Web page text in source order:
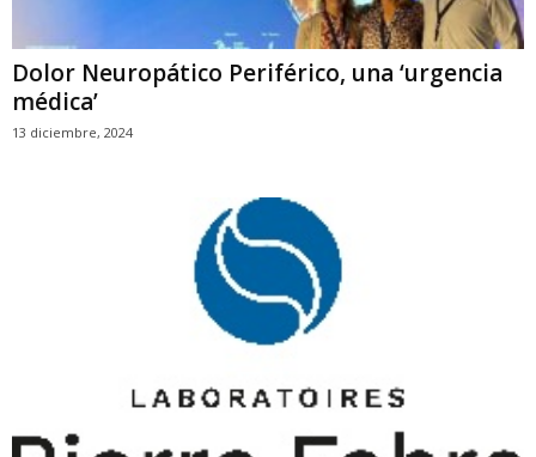
Dolor Neuropático Periférico, una ‘urgencia
médica’
13 diciembre, 2024